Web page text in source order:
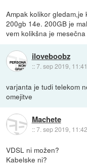
Ampak kolikor
200gb 14e. 200GB je
vem kolikšna je
iloveboobz
::7. sep 2019, 11:41
varjanta je tudi telekom
omejitve
Machete
::7. sep 2019, 11:42
VDSL ni možen?
Kabelske ni?